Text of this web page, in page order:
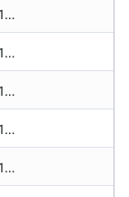
44,185 zł
44,185 zł
44,185 zł
44,185 zł
44,185 zł